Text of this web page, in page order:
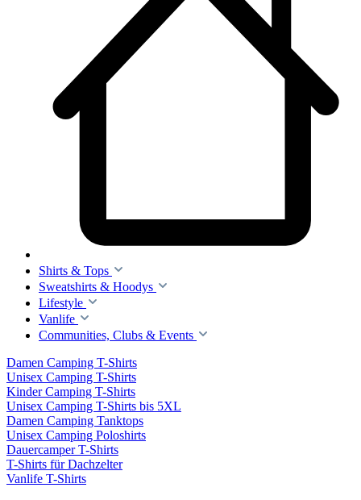
Shirts & Tops
Sweatshirts & Hoodys
Lifestyle
Vanlife
Communities, Clubs & Events
Damen Camping T-Shirts
Unisex Camping T-Shirts
Kinder Camping T-Shirts
Unisex Camping T-Shirts bis 5XL
Damen Camping Tanktops
Unisex Camping Poloshirts
Dauercamper T-Shirts
T-Shirts für Dachzelter
Vanlife T-Shirts